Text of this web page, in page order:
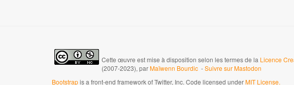
Cette œuvre est mise à disposition selon les termes de la Licence
(2007-2023), parMaïwenn Bourdic -Suivre sur Mastodon
Bootstrapis a front-end framework of Twitter, Inc. Code licensed underMIT License.